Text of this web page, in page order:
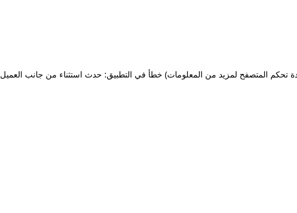
خطأ في التطبيق: حدث استثناء من جانب العميل تحكم المتصفح لمزيد من المعلومات)